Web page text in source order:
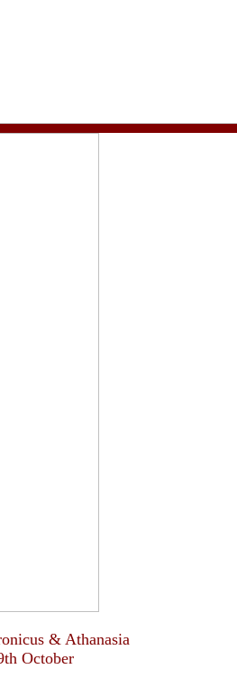
& Athanasia
October